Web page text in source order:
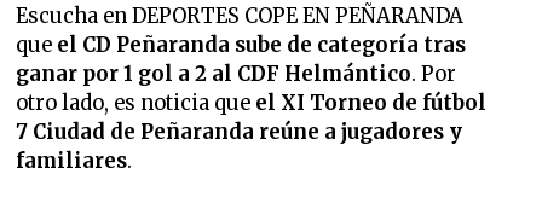
Escucha en DEPORTES COPE EN PEÑARANDA
que el CD Peñaranda sube de categoría tras
ganar por 1 gol a 2 al CDF Helmántico. Por
otro lado, es noticia que el XI Torneo de fútbol
7 Ciudad de Peñaranda reúne a jugadores y
familiares.